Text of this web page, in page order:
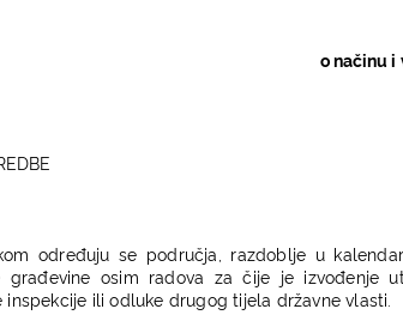
o načinu i
određuju se područja, razdoblje u
građevine osim radova za čije je izvođenje
inspekcije ili odluke drugog tijela državne vlasti.